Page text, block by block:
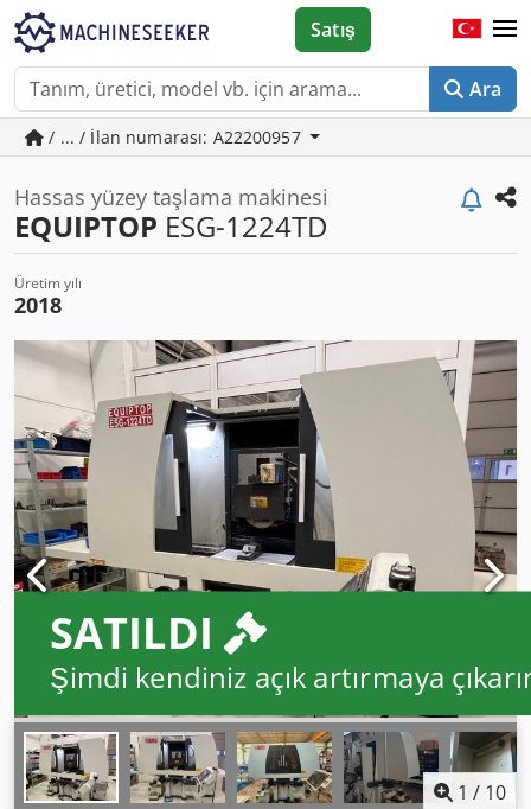
Ara
Satış
/ ... / İlan numarası: A22200957
Hassas yüzey taşlama makinesi
EQUIPTOP ESG-1224TD
Üretim yılı
2018
SATILDI
Şimdi kendiniz açık artırmaya
1 / 10